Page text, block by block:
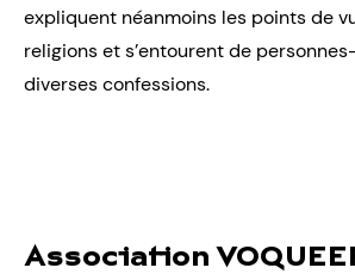
expliquent néanmoins les points de
religions et s’entourent de
diverses confessions.
Association